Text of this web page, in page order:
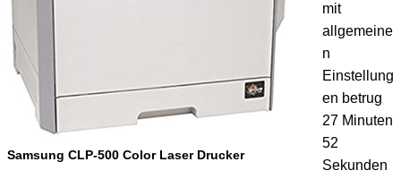
Samsung CLP-500 Color Laser Drucker
mit
allgemeine
n
Einstellung
en betrug
27 Minuten
52
Sekunden